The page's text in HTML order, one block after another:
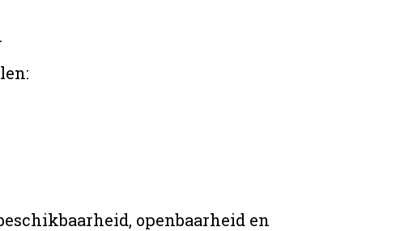
openbaarheid en